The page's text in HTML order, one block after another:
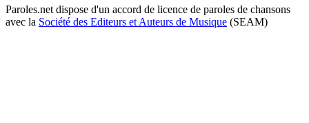
Paroles.net dispose d'un accord de licence de paroles de chansons
avec la Société des Editeurs et Auteurs de Musique (SEAM)